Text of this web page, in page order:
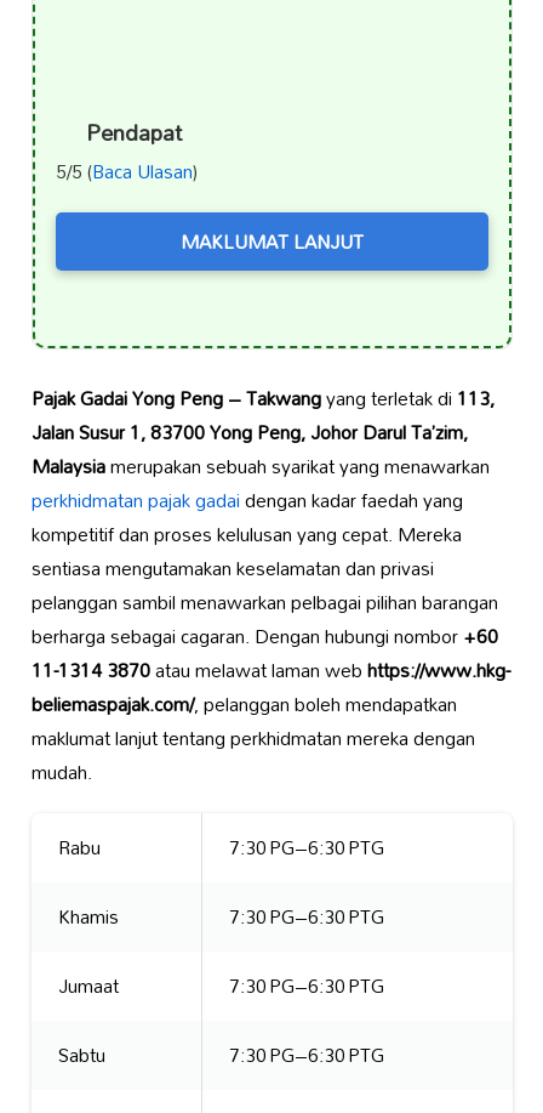
Pendapat
5/5 (Baca Ulasan)
MAKLUMAT LANJUT
Pajak Gadai Yong Peng – Takwangyang terletak di113,
Jalan Susur 1, 83700 Yong Peng, Johor Darul Ta’zim,
Malaysiamerupakan sebuah syarikat yang menawarkan
perkhidmatan pajak gadaidengan kadar faedah yang
kompetitif dan proses kelulusan yang cepat. Mereka
sentiasa mengutamakan keselamatan dan privasi
pelanggan sambil menawarkan pelbagai pilihan barangan
berharga sebagai cagaran. Dengan hubungi nombor+60
11-1314 3870atau melawat laman webhttps://www.hkg-
beliemaspajak.com/, pelanggan boleh mendapatkan
maklumat lanjut tentang perkhidmatan mereka dengan
mudah.
Rabu
7:30 PG–6:30 PTG
Khamis
7:30 PG–6:30 PTG
Jumaat
7:30 PG–6:30 PTG
Sabtu
7:30 PG–6:30 PTG